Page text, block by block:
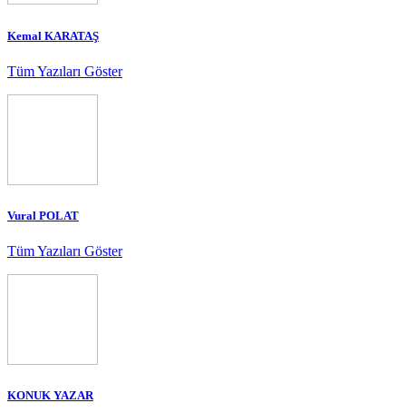
Kemal KARATAŞ
Tüm Yazıları Göster
Vural POLAT
Tüm Yazıları Göster
KONUK YAZAR